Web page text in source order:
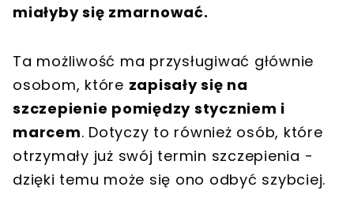
miałyby się zmarnować.
Ta możliwość ma przysługiwać głównie
osobom, które zapisały się na
szczepienie pomiędzy styczniem i
marcem. Dotyczy to również osób, które
otrzymały już swój termin szczepienia -
dzięki temu może się ono odbyć szybciej.